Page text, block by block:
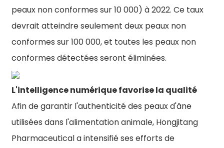
peaux non conformes sur 10 000) à 2022. Ce taux
devrait atteindre seulement deux peaux non
conformes sur 100 000, et toutes les peaux non
conformes détectées seront éliminées.
L'intelligence numérique favorise la qualité
Afin de garantir l'authenticité des peaux d'âne
utilisées dans l'alimentation animale, Hongjitang
Pharmaceutical a intensifié ses efforts de